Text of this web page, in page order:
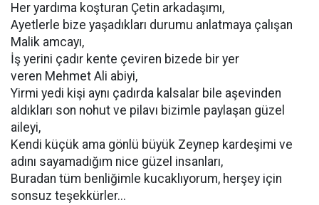
Her yardıma koşturan Çetin arkadaşımı,
Ayetlerle bize yaşadıkları durumu anlatmaya çalışan
Malik amcayı,
İş yerini çadır kente çeviren bizede bir yer
veren Mehmet Ali abiyi,
Yirmi yedi kişi aynı çadırda kalsalar bile aşevinden
aldıkları son nohut ve pilavı bizimle paylaşan güzel
aileyi,
Kendi küçük ama gönlü büyük Zeynep kardeşimi ve
adını sayamadığım nice güzel insanları,
Buradan tüm benliğimle kucaklıyorum, herşey için
sonsuz teşekkürler...